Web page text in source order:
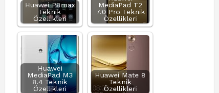
Huawei P8max
Teknik
Özellikleri
MediaPad T2
7.0 Pro Teknik
Özellikleri
Huawei
MediaPad M3
8.4 Teknik
Özellikleri
Huawei Mate 8
Teknik
Özellikleri